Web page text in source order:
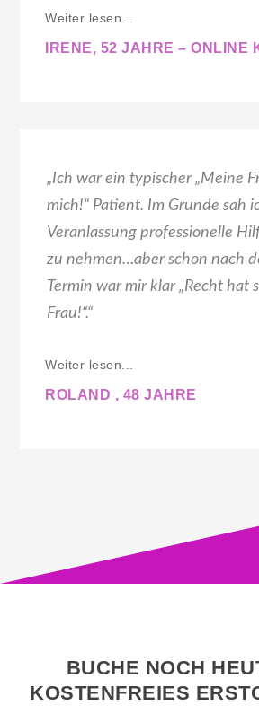
Weiter lesen...
IRENE, 52 JAHRE – ONLINE
„Ich war ein typischer „Meine
mich!“ Patient. Im Grunde sah
Veranlassung professionelle
zu nehmen…aber schon nach
Termin war mir klar „Recht hat
Frau!“.“
Weiter lesen...
ROLAND , 48 JAHRE
BUCHE NOCH
KOSTENFREIES